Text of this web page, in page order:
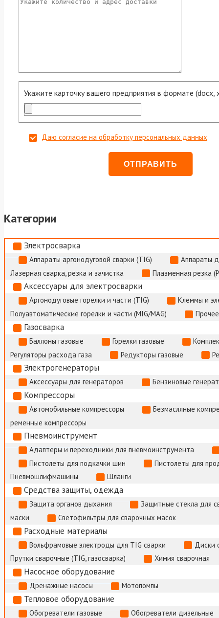
Укажите карточку вашего предприятия в формате (docx,
Даю согласие на обработку персональных данных
Категории
Электросварка
Аппараты аргонодуговой сварки (TIG)
Аппараты
Лазерная сварка, резка и зачистка
Плазменная резка
Аксессуары для электросварки
Аргонодуговые горелки и части (TIG)
Клеммы и
Полуавтоматические горелки и части (MIG/MAG)
Газосварка
Баллоны газовые Горелки газовые
Регуляторы расхода газа
Редукторы газовые
Электрогенераторы
Аксессуары для генераторов Бензиновые
Компрессоры
Автомобильные компрессоры
Безмасляные
ременные компрессоры
Пневмоинструмент
Адаптеры и переходники для пневмоинструмента
Пистолеты для подкачки шин
Пистолеты для
Пневмошлифмашины
Шланги
Средства защиты, одежда
Защита органов дыхания
Защитные стекла для
маски
Светофильтры для сварочных масок
Расходные материалы
Вольфрамовые электроды для TIG сварки
Диски
Прутки сварочные (TIG, газосварка)
Химия сварочная
Насосное оборудование
Дренажные насосы Мотопомпы
Тепловое оборудование
Обогреватели газовые Обогреватели дизельные